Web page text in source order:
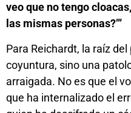
veo que no tengo
las mismas personas?’”
Para Reichardt, la raíz
coyuntura, sino una
arraigada. No es que el
que ha internalizado el